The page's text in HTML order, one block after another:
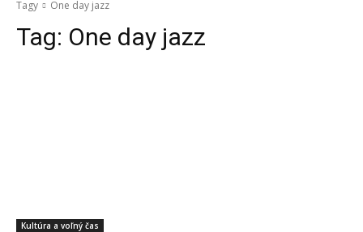
Tagy One day jazz
Tag: One day jazz
Kultúra a voľný čas